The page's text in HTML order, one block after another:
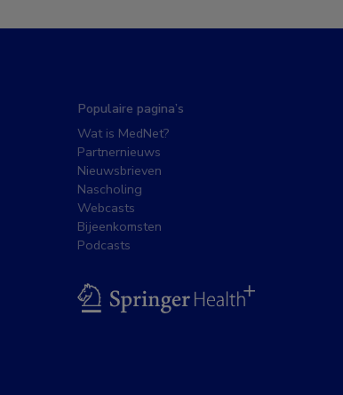
Populaire pagina’s
Wat is MedNet?
Partnernieuws
Nieuwsbrieven
Nascholing
Webcasts
Bijeenkomsten
Podcasts
BSL